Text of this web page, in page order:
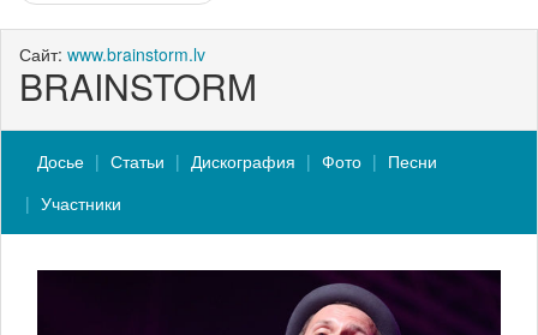
Сайт: www.brainstorm.lv
BRAINSTORM
Досье Статьи Дискография Фото
Песни
Участники